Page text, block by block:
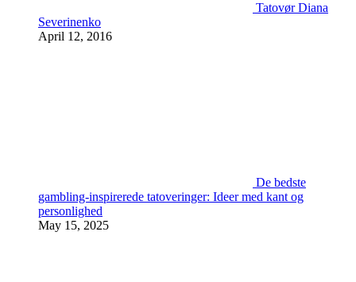
Tatovør Diana
Severinenko
April 12, 2016
De bedste
gambling-inspirerede tatoveringer: Ideer med kant og
personlighed
May 15, 2025